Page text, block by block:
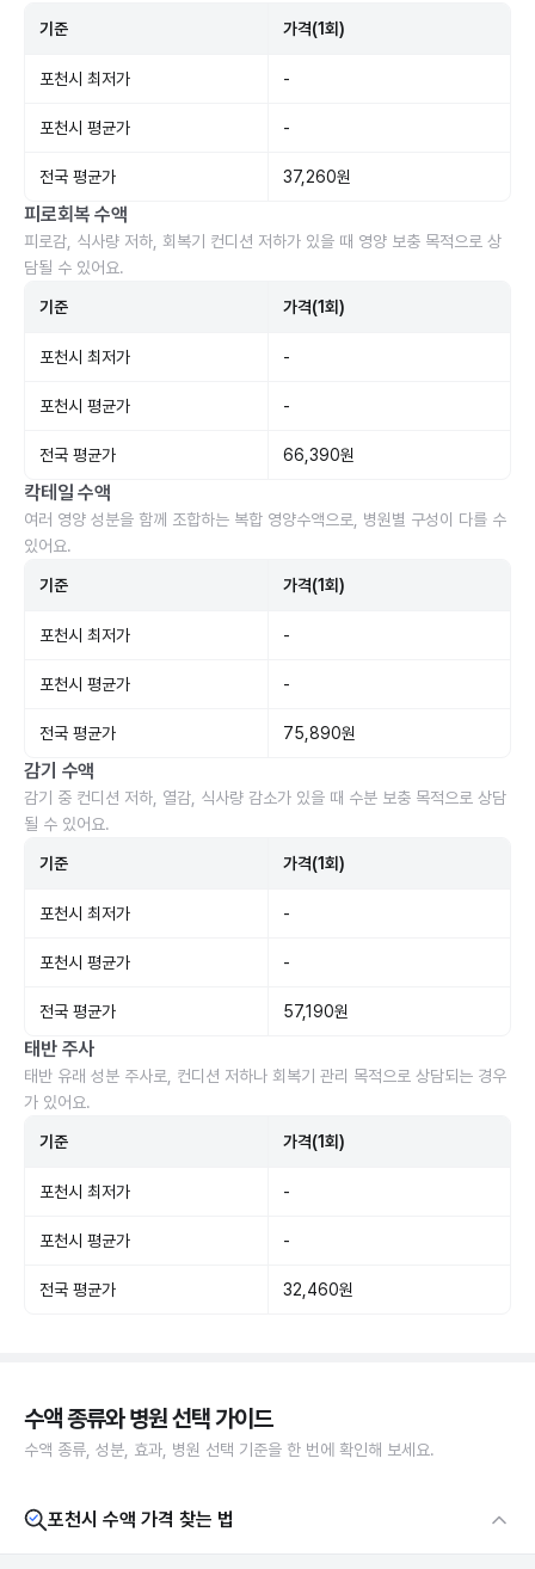
기준 가격(1회)
포천시 최저가 -
포천시 평균가 -
전국 평균가 37,260원
피로회복 수액
피로감, 식사량 저하, 회복기 컨디션 저하가 있을 때 영양 보충 목적으로 상
담될 수 있어요.
기준 가격(1회)
포천시 최저가 -
포천시 평균가 -
전국 평균가 66,390원
칵테일 수액
여러 영양 성분을 함께 조합하는 복합 영양수액으로, 병원별 구성이 다를 수
있어요.
기준 가격(1회)
포천시 최저가 -
포천시 평균가 -
전국 평균가 75,890원
감기 수액
감기 중 컨디션 저하, 열감, 식사량 감소가 있을 때 수분 보충 목적으로 상담
될 수 있어요.
기준 가격(1회)
포천시 최저가 -
포천시 평균가 -
전국 평균가 57,190원
태반 주사
태반 유래 성분 주사로, 컨디션 저하나 회복기 관리 목적으로 상담되는 경우
가 있어요.
기준 가격(1회)
포천시 최저가 -
포천시 평균가 -
전국 평균가 32,460원
수액 종류와 병원 선택 가이드
수액 종류, 성분, 효과, 병원 선택 기준을 한 번에 확인해 보세요.
포천시 수액 가격 찾는 법